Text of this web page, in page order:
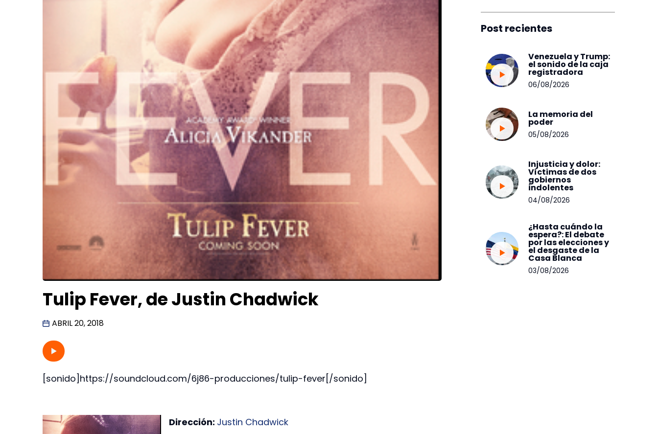
Tulip Fever, de Justin Chadwick
ABRIL 20, 2018
[sonido]https://soundcloud.com/6j86-producciones/tulip-fever[/sonido]
Dirección: Justin Chadwick
Post recientes
Venezuela y Trump:
el sonido de la caja
registradora
06/08/2026
La memoria del
poder
05/08/2026
Injusticia y dolor:
Víctimas de dos
gobiernos
indolentes
04/08/2026
¿Hasta cuándo la
espera?: El debate
por las elecciones y
el desgaste de la
Casa Blanca
03/08/2026